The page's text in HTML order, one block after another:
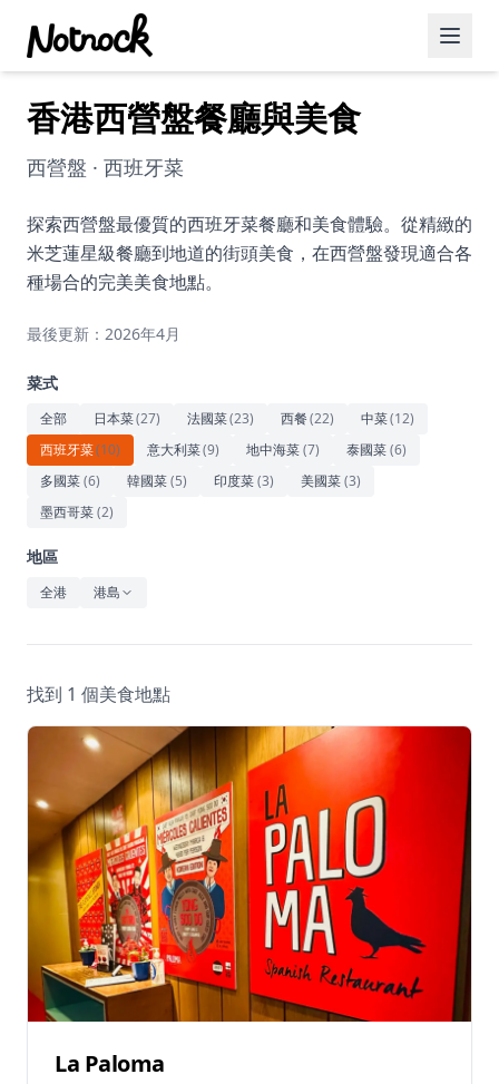
精選活動
博客文章
約會好去處
美食佳餚
藝術文化
休閒
音樂
香港西營盤餐廳與美食
西營盤 · 西班牙菜
探索西營盤最優質的西班牙菜餐廳和美食體驗。從精緻的
米芝蓮星級餐廳到地道的街頭美食，在西營盤發現適合各
種場合的完美美食地點。
最後更新：2026年4月
菜式
全部 日本菜(27) 法國菜(23) 西餐(22) 中菜(12)
西班牙菜(10) 意大利菜(9) 地中海菜(7) 泰國菜(6)
多國菜(6) 韓國菜(5) 印度菜(3) 美國菜(3)
墨西哥菜(2)
地區
全港 港島
找到 1 個美食地點
La Paloma